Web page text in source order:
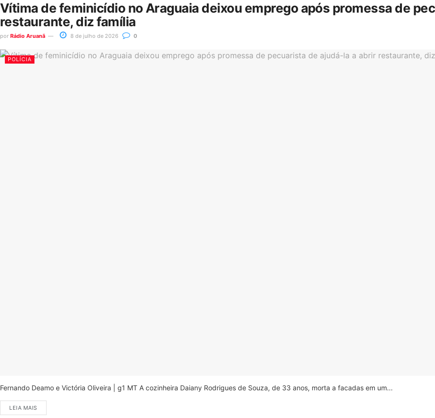
Vítima de feminicídio no Araguaia deixou emprego após promessa de
restaurante, diz família
por Rádio Aruanã 8 de julho de 2026 0
POLÍCIA
Fernando Deamo e Victória Oliveira | g1 MT A cozinheira Daiany Rodrigues de Souza, de 33 anos, morta a facadas em um...
LEIA MAIS